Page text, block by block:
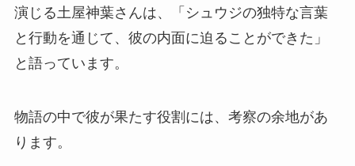
演じる土屋神葉さんは、「シュウジの独特な言葉
と行動を通じて、彼の内面に迫ることができた」
と語っています。
物語の中で彼が果たす役割には、考察の余地があ
ります。